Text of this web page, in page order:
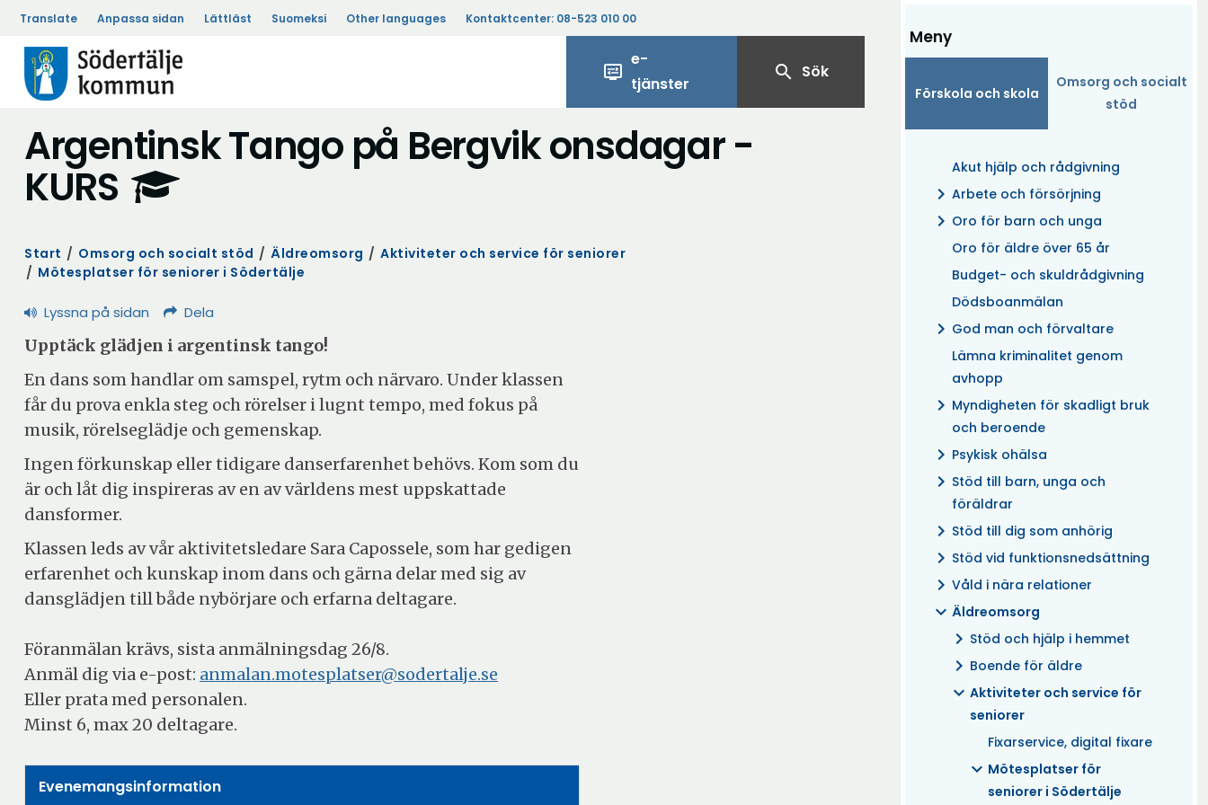
Translate Anpassa sidan Lättläst Suomeksi Other languages Kontaktcenter: 08-523 010 00
display_settings
e-
tjänster
search Sök
Meny
Förskola och skola
Omsorg och socialt
stöd
Akut hjälp och rådgivning
chevron_right Arbete och försörjning
chevron_right Oro för barn och unga
Oro för äldre över 65 år
Budget- och skuldrådgivning
Dödsboanmälan
chevron_right God man och förvaltare
Lämna kriminalitet genom
avhopp
chevron_right Myndigheten för skadligt bruk
och beroende
chevron_right Psykisk ohälsa
chevron_right Stöd till barn, unga och
föräldrar
chevron_right Stöd till dig som anhörig
chevron_right Stöd vid funktionsnedsättning
chevron_right Våld i nära relationer
expand_more Äldreomsorg
chevron_right Stöd och hjälp i hemmet
chevron_right Boende för äldre
expand_more Aktiviteter och service för
seniorer
Fixarservice, digital fixare
expand_more Mötesplatser för
seniorer i Södertälje
Argentinsk Tango på Bergvik onsdagar -
KURS
Start / Omsorg och socialt stöd / Äldreomsorg / Aktiviteter och service för seniorer
/ Mötesplatser för seniorer i Södertälje
Lyssna på sidan Dela
Upptäck glädjen i argentinsk tango!
En dans som handlar om samspel, rytm och närvaro. Under klassen
får du prova enkla steg och rörelser i lugnt tempo, med fokus på
musik, rörelseglädje och gemenskap.
Ingen förkunskap eller tidigare danserfarenhet behövs. Kom som du
är och låt dig inspireras av en av världens mest uppskattade
dansformer.
Klassen leds av vår aktivitetsledare Sara Capossele, som har gedigen
erfarenhet och kunskap inom dans och gärna delar med sig av
dansglädjen till både nybörjare och erfarna deltagare.
Föranmälan krävs, sista anmälningsdag 26/8.
Anmäl dig via e-post: anmalan.motesplatser@sodertalje.se
Eller prata med personalen.
Minst 6, max 20 deltagare.
Evenemangsinformation